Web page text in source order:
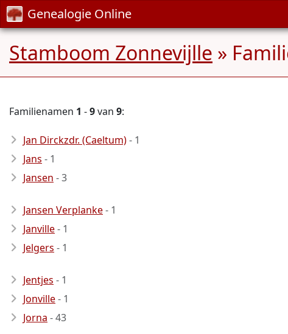
Genealogie Online
Stamboom Zonnevijlle »
Familienamen 1 -9van 9:
Jan Dirckzdr. (Caeltum)- 1
Jans - 1
Jansen - 3
Jansen Verplanke- 1
Janville- 1
Jelgers - 1
Jentjes - 1
Jonville- 1
Jorna - 43